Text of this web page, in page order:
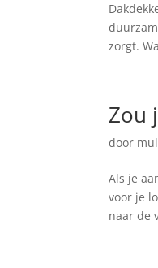
zorgt.
Zou
door
Als je
voor je
naar de